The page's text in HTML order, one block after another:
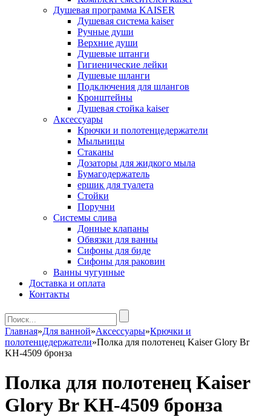
Душевая программа KAISER
Душевая система kaiser
Ручные души
Верхние души
Душевые штанги
Гигиенические лейки
Душевые шланги
Подключения для шлангов
Кронштейны
Душевая стойка kaiser
Аксессуары
Крючки и полотенцедержатели
Мыльницы
Стаканы
Дозаторы для жидкого мыла
Бумагодержатель
ершик для туалета
Стойки
Поручни
Системы слива
Донные клапаны
Обвязки для ванны
Сифоны для биде
Сифоны для раковин
Ванны чугунные
Доставка и оплата
Контакты
Главная»Для ванной»Аксессуары»Крючки и
полотенцедержатели»Полка для полотенец Kaiser Glory Br
KH-4509 бронза
Полка для полотенец Kaiser
Glory Br KH-4509 бронза